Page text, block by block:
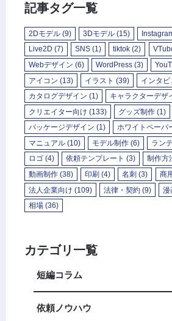
記事タグ一覧
2Dモデル (9) 3Dモデル (15)
Live2D (7) SNS (1) tiktok (2)
Webデザイン (6) WordPress (3)
アイコン (13) イラスト (39) インタビ
カタログデザイン (1) キャラクターデザ
クリエイター向け (133) グッズ制作 (1)
パッケージデザイン (1) ホワイトペーパ
マニュアル (10) モデル制作 (6) ラン
ロゴ (4) 依頼テンプレート (3) 制作方
動画制作 (38) 印刷 (4) 名刺 (3) 商
法人企業向け (109) 法律・契約 (9) 漫
相場 (36)
カテゴリ一覧
短編コラム
依頼ノウハウ